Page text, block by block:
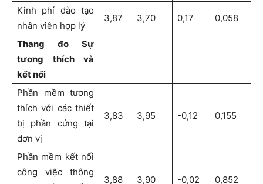
Kinh phí đào tạo
nhân viên hợp lý
3,87 3,70 0,17 0,058
Thang đo Sự
tương thích và
kết nối
Phần mềm tương
thích với các thiết
bị phần cứng tại
đơn vị
3,83 3,95 -0,12 0,155
Phần mềm kết nối
công việc thông
3,88 3,90 -0,02 0,852